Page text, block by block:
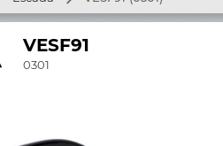
VESF91
0301